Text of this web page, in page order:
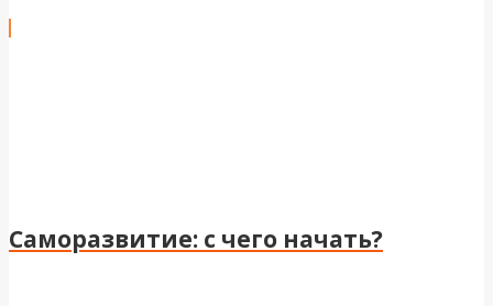
Саморазвитие: с чего начать?